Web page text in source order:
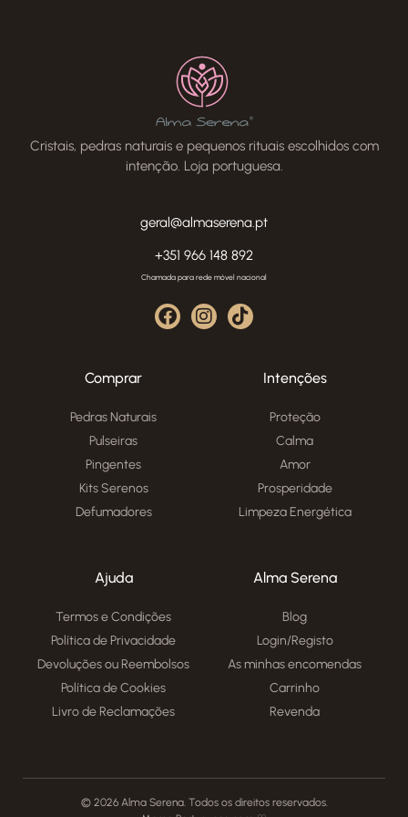
Cristais, pedras naturais e pequenos rituais escolhidos com
intenção. Loja portuguesa.
geral@almaserena.pt
+351 966 148 892
Chamada para rede móvel nacional
Comprar
Pedras Naturais
Pulseiras
Pingentes
Kits Serenos
Defumadores
Intenções
Proteção
Calma
Amor
Prosperidade
Limpeza Energética
Ajuda
Termos e Condições
Política de Privacidade
Devoluções ou Reembolsos
Política de Cookies
Livro de Reclamações
Alma Serena
Blog
Login/Registo
As minhas encomendas
Carrinho
Revenda
© 2026 Alma Serena. Todos os direitos reservados.